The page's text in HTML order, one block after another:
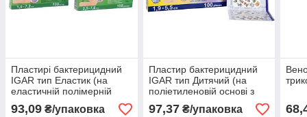
Пластирі бактерицидний
IGAR тип Еластик (на
еластичній полімерній
основі) 2,5х7,6 см
93,09 ₴/упаковка
Пластир бактерицидний
IGAR тип Дитячий (на
полiетиленовiй основi з
малюнками) 1,9*5,5см
97,37₴/упаковка